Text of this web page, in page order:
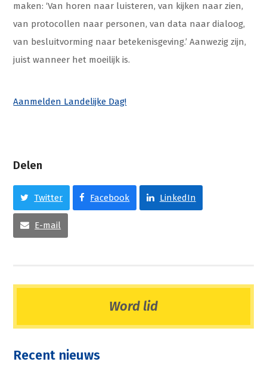
maken: ‘Van horen naar luisteren, van kijken naar zien,
van protocollen naar personen, van data naar dialoog,
van besluitvorming naar betekenisgeving.’ Aanwezig zijn,
juist wanneer het moeilijk is.
Aanmelden Landelijke Dag!
Delen
Twitter Facebook LinkedIn
E-mail
Word lid
Recent nieuws